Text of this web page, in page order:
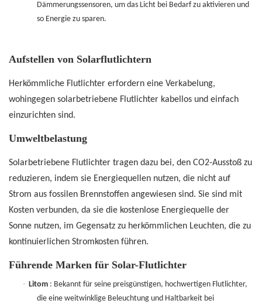
Dämmerungssensoren, um das Licht bei Bedarf zu aktivieren und
so Energie zu sparen.
Aufstellen von Solarflutlichtern
Herkömmliche Flutlichter erfordern eine Verkabelung,
wohingegen solarbetriebene Flutlichter kabellos und einfach
einzurichten sind.
Umweltbelastung
Solarbetriebene Flutlichter tragen dazu bei, den CO2-Ausstoß zu
reduzieren, indem sie Energiequellen nutzen, die nicht auf
Strom aus fossilen Brennstoffen angewiesen sind. Sie sind mit
Kosten verbunden, da sie die kostenlose Energiequelle der
Sonne nutzen, im Gegensatz zu herkömmlichen Leuchten, die zu
kontinuierlichen Stromkosten führen.
Führende Marken für Solar-Flutlichter
· Litom : Bekannt für seine preisgünstigen, hochwertigen Flutlichter,
die eine weitwinklige Beleuchtung und Haltbarkeit bei